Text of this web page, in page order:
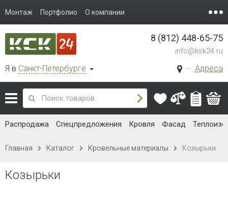
Монтаж Портфолио О компании
Я в Санкт-Петербурге Адреса
8 (812) 448-65-75
info@ksk24.ru
Распродажа Спецпредложения Кровля Фасад
Главная Каталог Кровельные материалы Козырьки
Козырьки